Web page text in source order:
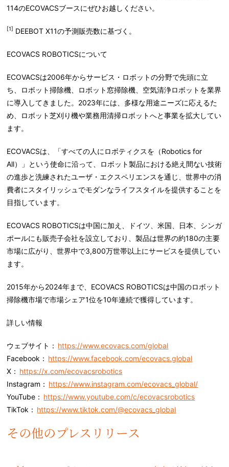
114のECOVACSブースにぜひお越しください。
[1] DEEBOT X11の予測販売数に基づく。
ECOVACS ROBOTICSについて
ECOVACSは2006年からサービス・ロボットの分野で先頭に立
ち、ロボット掃除機、ロボット窓掃除機、空気清浄ロボットを業界
に導入してきました。2023年には、多様な用途ニーズに応えるた
め、ロボット芝刈り機や業務用清掃ロボットへと事業を拡大してい
ます。
ECOVACSは、「すべての人にロボティクスを（Robotics for
All）」という使命に沿って、ロボット製品における絶え間ない技術
の進歩と洗練されたユーザ・エクスペリエンスを通じ、世界中の消
費者にスタイリッシュでモダンなライフスタイルを提供することを
目指しています。
ECOVACS ROBOTICSは中国に加え、ドイツ、米国、日本、シンガ
ポールにも販売子会社を設立しており、製品は世界の約180の主要
市場に広がり、世界中で3,800万世帯以上にサービスを提供してい
ます。
2015年から2024年まで、ECOVACS ROBOTICSは中国のロボット
掃除機市場で市場シェア1位を10年連続で獲得しています。
詳しい情報
ウェブサイト： https://www.ecovacs.com/global
Facebook： https://www.facebook.com/ecovacs.global
X： https://x.com/ecovacsrobotics
Instagram： https://www.instagram.com/ecovacs_global/
YouTube： https://www.youtube.com/c/ecovacsrobotics
TikTok： https://www.tiktok.com/@ecovacs_global
その他のプレスリリース